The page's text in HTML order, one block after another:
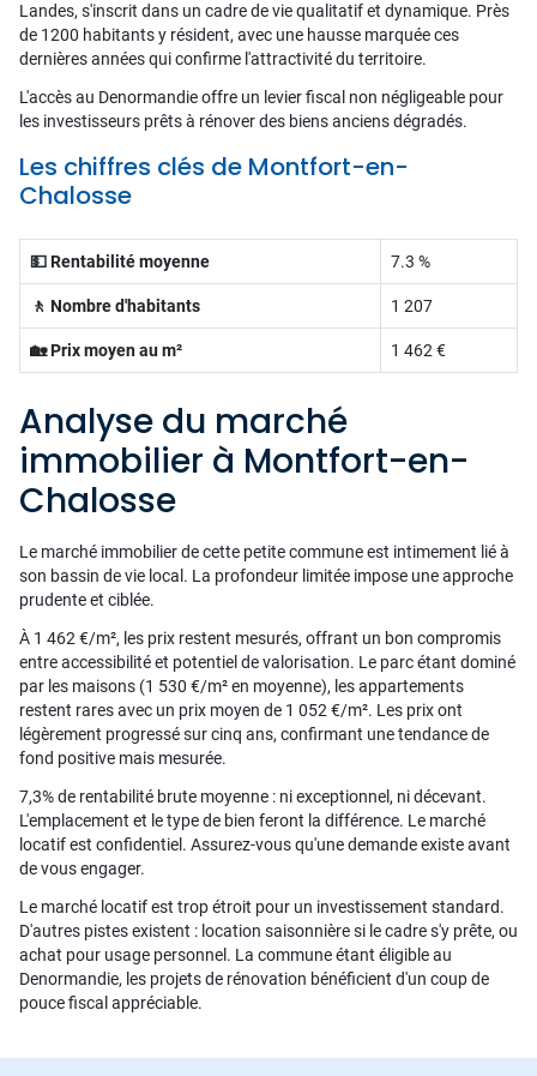
Landes, s'inscrit dans un cadre de vie qualitatif et dynamique. Près
de 1200 habitants y résident, avec une hausse marquée ces
dernières années qui confirme l'attractivité du territoire.
L'accès au Denormandie offre un levier fiscal non négligeable pour
les investisseurs prêts à rénover des biens anciens dégradés.
Les chiffres clés de Montfort-en-
Chalosse
💵 Rentabilité moyenne 7.3 %
🚶 Nombre d'habitants 1 207
🏡 Prix moyen au m² 1 462 €
Analyse du marché
immobilier à Montfort-en-
Chalosse
Le marché immobilier de cette petite commune est intimement lié à
son bassin de vie local. La profondeur limitée impose une approche
prudente et ciblée.
À 1 462 €/m², les prix restent mesurés, offrant un bon compromis
entre accessibilité et potentiel de valorisation. Le parc étant dominé
par les maisons (1 530 €/m² en moyenne), les appartements
restent rares avec un prix moyen de 1 052 €/m². Les prix ont
légèrement progressé sur cinq ans, confirmant une tendance de
fond positive mais mesurée.
7,3% de rentabilité brute moyenne : ni exceptionnel, ni décevant.
L'emplacement et le type de bien feront la différence. Le marché
locatif est confidentiel. Assurez-vous qu'une demande existe avant
de vous engager.
Le marché locatif est trop étroit pour un investissement standard.
D'autres pistes existent : location saisonnière si le cadre s'y prête, ou
achat pour usage personnel. La commune étant éligible au
Denormandie, les projets de rénovation bénéficient d'un coup de
pouce fiscal appréciable.